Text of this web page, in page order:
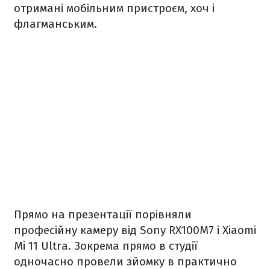
отримані мобільним пристроєм, хоч і
флагманським.
Прямо на презентації порівняли
професійну камеру від Sony RX100M7 і Xiaomi
Mi 11 Ultra. Зокрема прямо в студії
одночасно провели зйомку в практично